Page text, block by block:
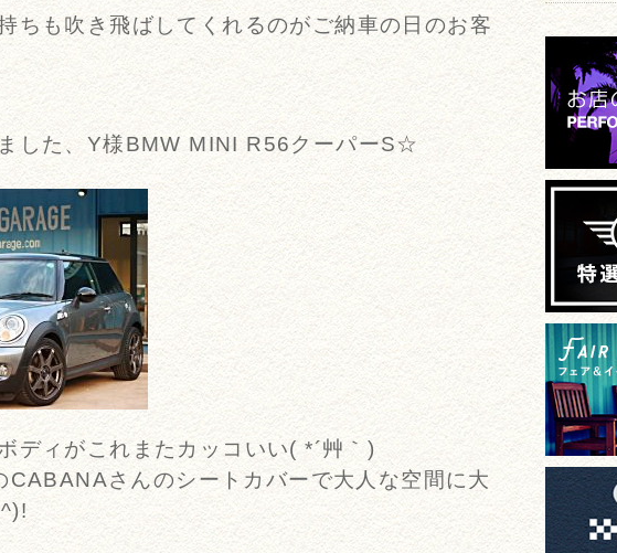
ちも吹き飛ばしてくれるのがご納車の日のお客
した、Y様BMW MINI R56クーパーS☆
ディがこれまたカッコいい( *´艸｀)
CABANAさんのシートカバーで大人な空間に大